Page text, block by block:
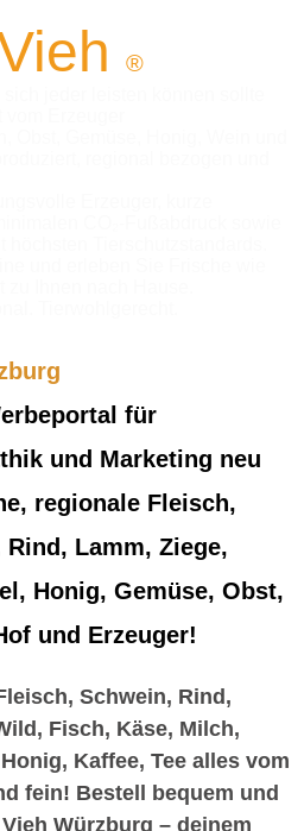
®
für
und Marketing neu
regionale Fleisch,
Lamm, Ziege,
Honig, Gemüse, Obst,
und Erzeuger!
Schwein, Rind,
Fisch, Käse, Milch,
Kaffee, Tee alles vom
fein! Bestell bequem und
Würzburg – deinem